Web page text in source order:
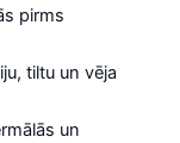
pirms
tiltu un vēja
un